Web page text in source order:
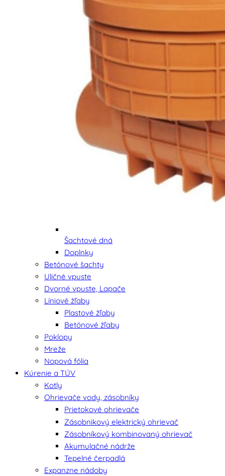
Šachtové dná
Doplnky
Betónové šachty
Uličné vpuste
Dvorné vpuste, Lapače
Líniové žľaby
Plastové žľaby
Betónové žľaby
Poklopy
Mreže
Nopová fólia
Kúrenie a TÚV
Kotly
Ohrievače vody, zásobníky
Prietokové ohrievače
Zásobnikový elektrický ohrievač
Zásobníkový kombinovaný ohrievač
Akumulačné nádrže
Tepelné čerpadlá
Expanzne nádoby